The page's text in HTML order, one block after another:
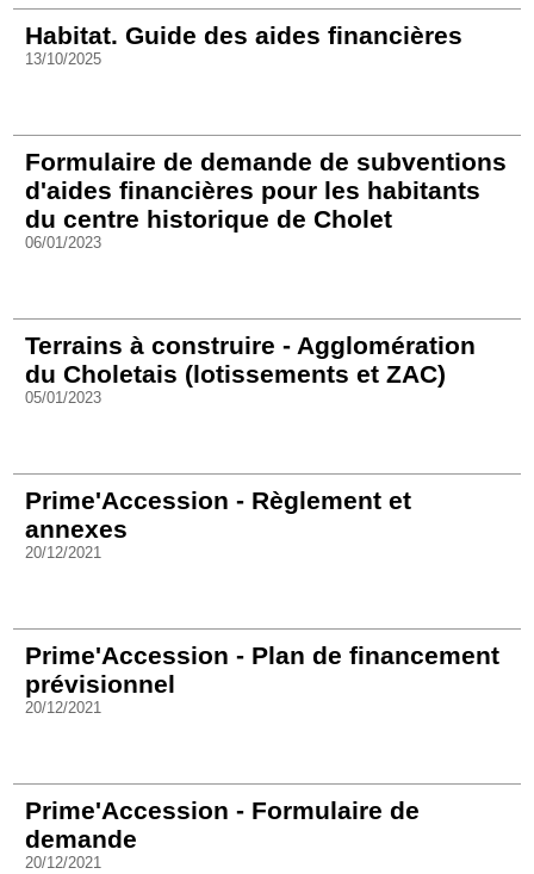
Habitat. Guide des aides financières
13/10/2025
Formulaire de demande de subventions
d'aides financières pour les habitants
du centre historique de Cholet
06/01/2023
Terrains à construire - Agglomération
du Choletais (lotissements et ZAC)
05/01/2023
Prime'Accession - Règlement et
annexes
20/12/2021
Prime'Accession - Plan de financement
prévisionnel
20/12/2021
Prime'Accession - Formulaire de
demande
20/12/2021